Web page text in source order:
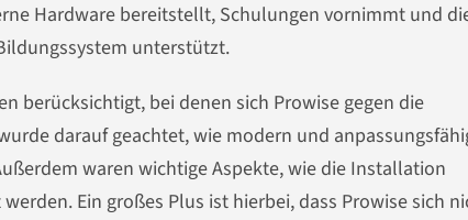
Hardware bereitstellt, Schulungen vornimmt und
unterstützt.
berücksichtigt, bei denen sich Prowise gegen die
darauf geachtet, wie modern und
waren wichtige Aspekte, wie die Installation
Ein großes Plus ist hierbei, dass Prowise sich